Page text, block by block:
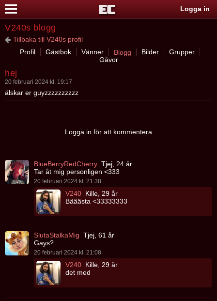
Logga in
V240s blogg
Tillbaka till V240s profil
Profil
Gästbok Vänner Blogg Bilder
Grupper
Gåvor
hej
20 februari 2024 kl. 19:17
älskar er guyzzzzzzzzzz
Logga in för att kommentera
BlueBerryRedCherry Tjej, 24 år
Tar åt mig personligen <333
20 februari 2024 kl. 21:38
V240 Kille, 29 år
Bääästa <33333333
SlutaStalkaMig Tjej, 61 år
Gays?
20 februari 2024 kl. 21:08
V240 Kille, 29 år
det med